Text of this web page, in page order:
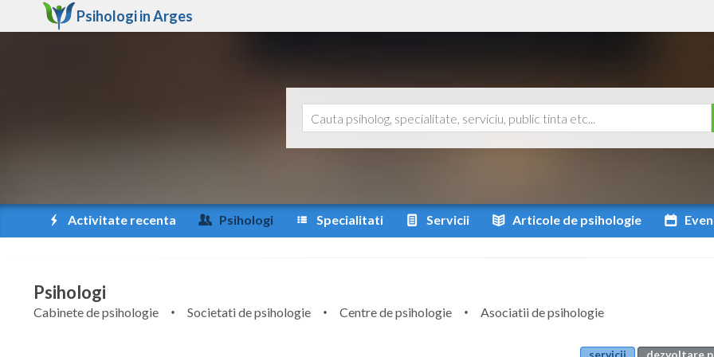
Psihologi inArges
Activitate recenta Psihologi Specialitati Servicii Articole de psihologie
Psihologi
Cabinete de psihologie Societati de psihologie Centre de psihologie
Asociatii de psihologie
servicii
dezvoltare